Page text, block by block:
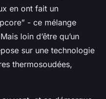
en ont fait un
- ce mélange
loin d’être qu’un
sur une technologie
thermosoudées,